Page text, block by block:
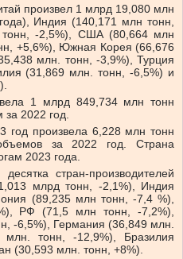
произвел 1 млрд 19,080 млн
Индия (140,171 млн тонн,
-2,5%), США (80,664 млн
+5,6%), Южная Корея (66,676
млн. тонн, -3,9%), Турция
(31,869 млн. тонн, -6,5%) и
1 млрд 849,734 млн тонн
2022 год.
год произвела 6,228 млн тонн
за 2022 год. Страна
2023 года.
стран-производителей
млрд тонн, -2,1%), Индия
(89,235 млн тонн, -7,4 %),
РФ (71,5 млн тонн, -7,2%),
-6,5%), Германия (36,849 млн.
тонн, -12,9%), Бразилия
(30,593 млн. тонн, +8%).